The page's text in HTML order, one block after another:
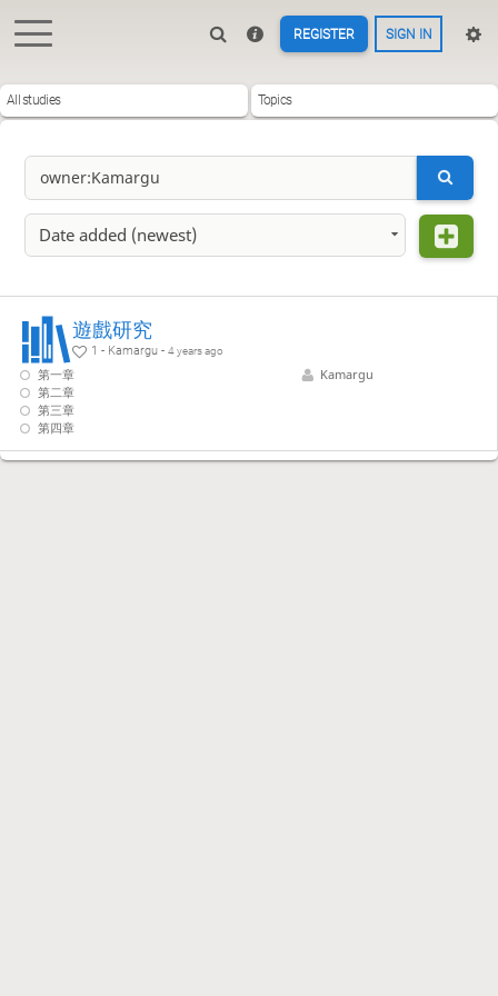
REGISTER SIGN IN
All studies Topics
Date added (newest)
遊戲研究
1 - Kamargu -4 years ago
第一章
第二章
第三章
第四章
Kamargu